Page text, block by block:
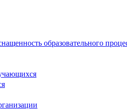
образовательного